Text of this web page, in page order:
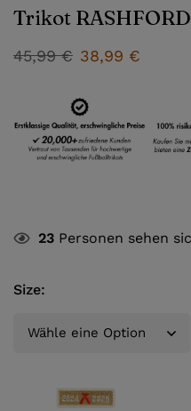
Trikot
45,99€ 38,99 €
23 Personen sehen
Size: